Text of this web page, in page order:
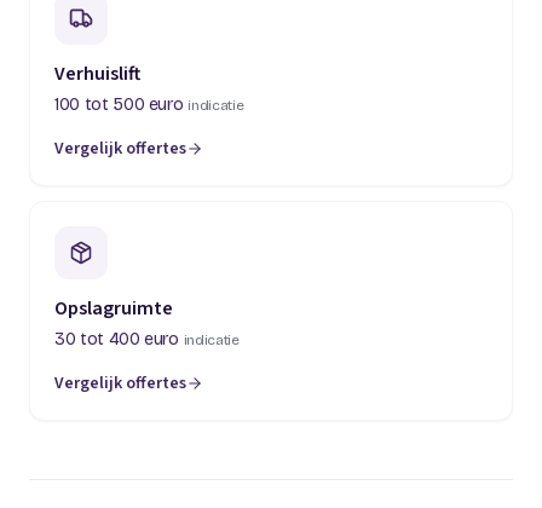
Verhuislift
100 tot 500 euro indicatie
Vergelijk offertes
(opent in een nieuw tabblad)
Opslagruimte
30 tot 400 euro indicatie
Vergelijk offertes
(opent in een nieuw tabblad)